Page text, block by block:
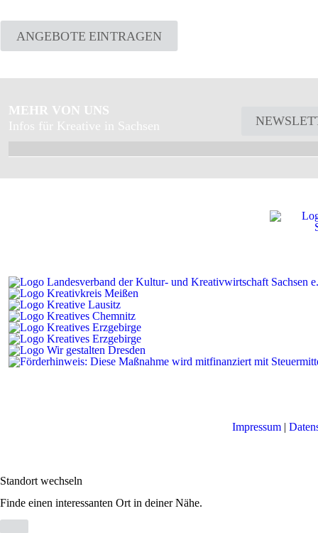
ANGEBOTE EINTRAGEN
MEHR VON UNS
Infos für Kreative in Sachsen
Impressum |
Standort wechseln
Finde einen interessanten Ort in deiner Nähe.